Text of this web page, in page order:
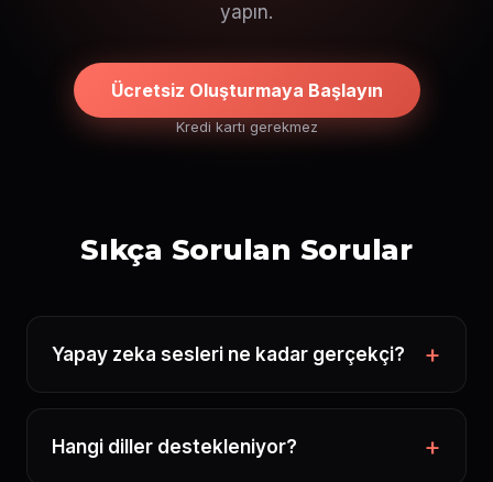
yapın.
Ücretsiz Oluşturmaya Başlayın
Kredi kartı gerekmez
Sıkça Sorulan Sorular
Yapay zeka sesleri ne kadar gerçekçi?
Hangi diller destekleniyor?